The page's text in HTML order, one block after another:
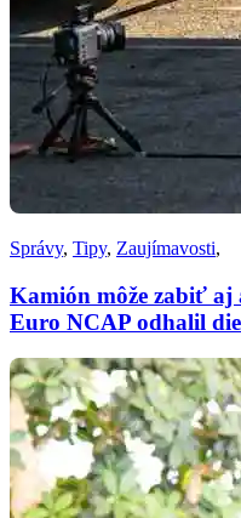
Správy, Tipy, Zaujímavosti,
Kamión môže zabiť aj
Euro NCAP odhalil